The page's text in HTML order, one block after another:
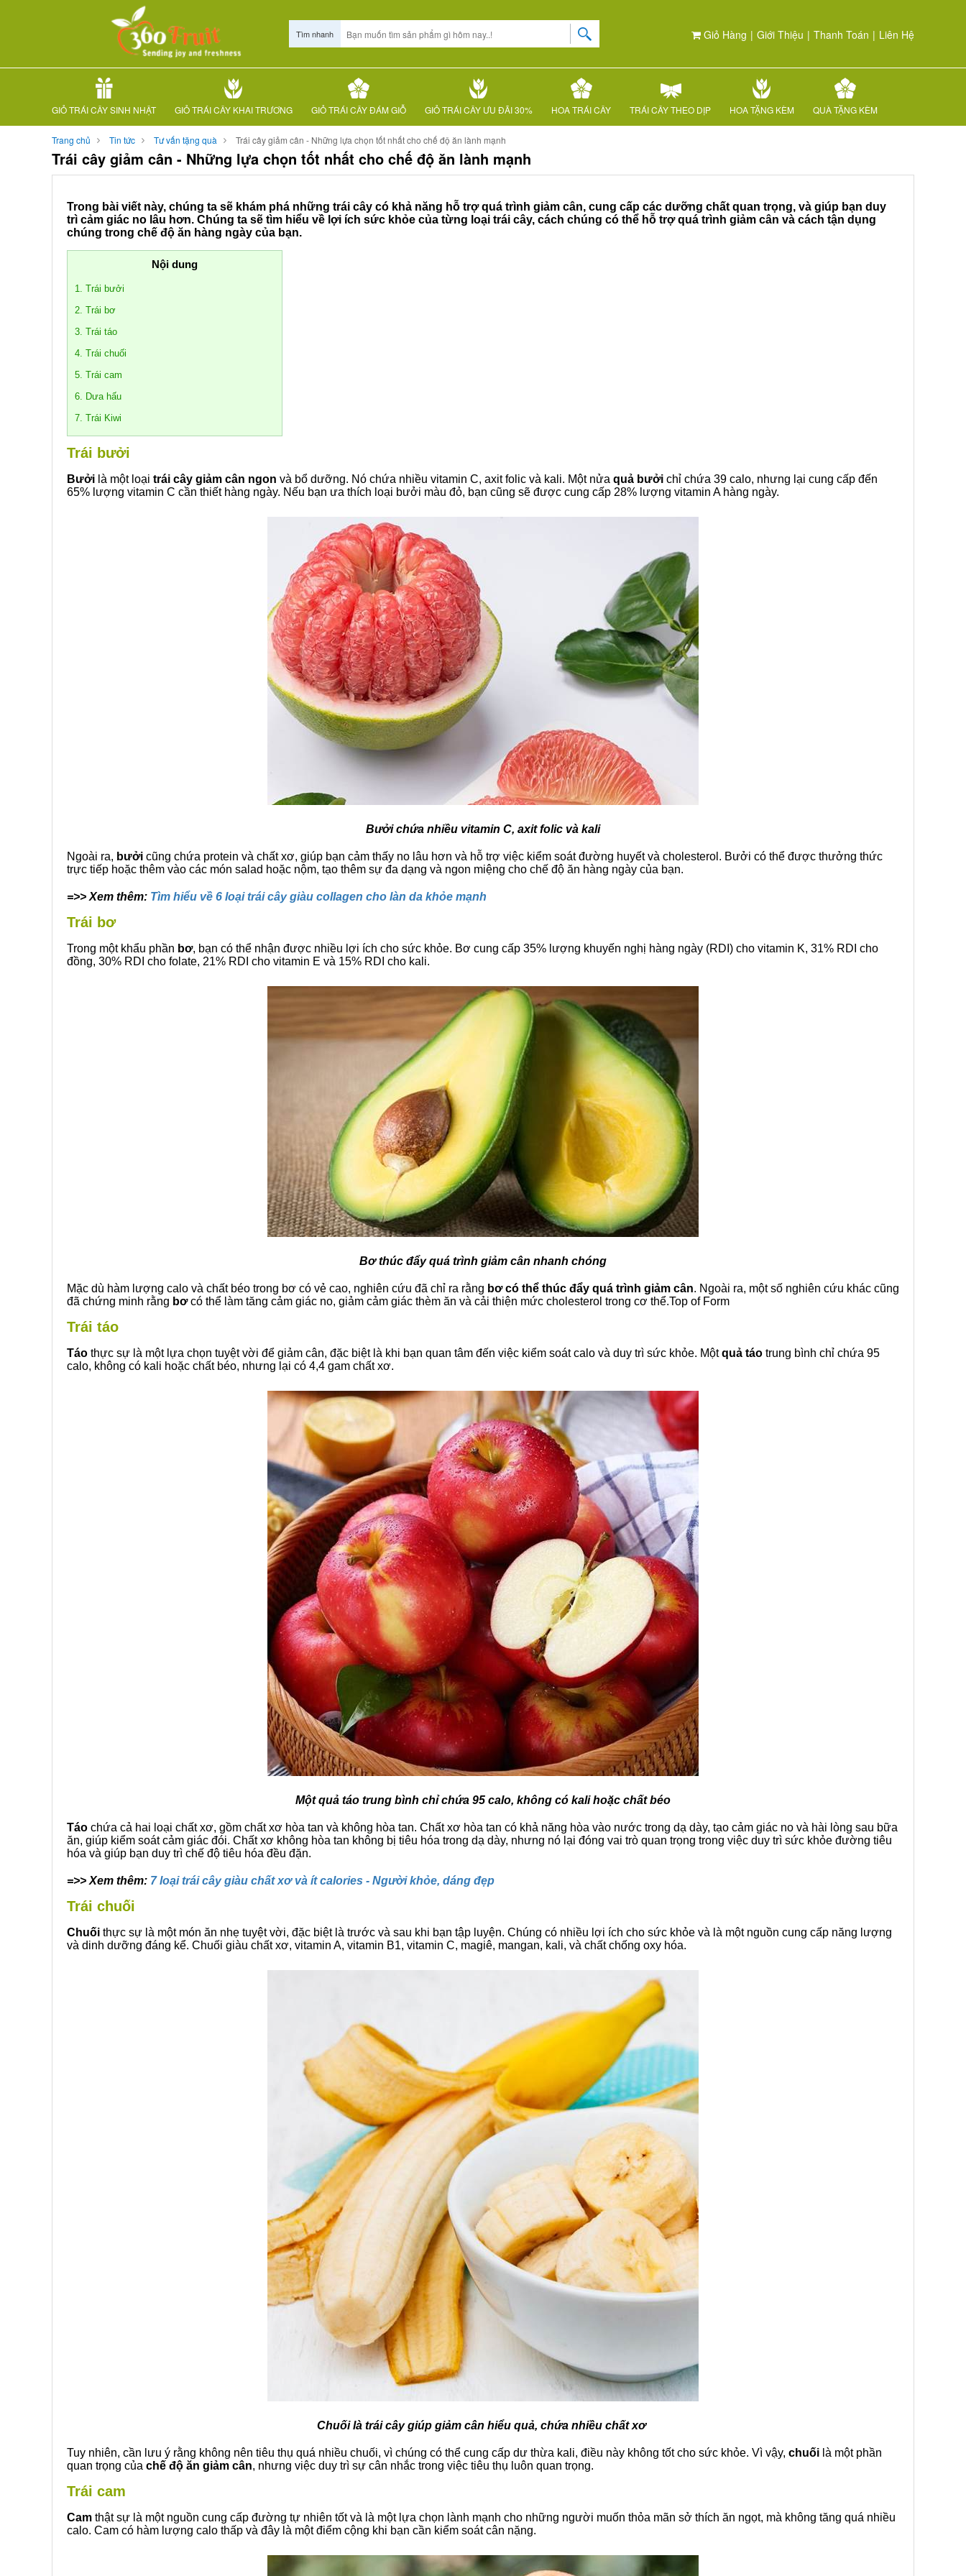
Giỏ Hàng | Giới Thiệu | Thanh Toán | Liên Hệ
Tìm nhanh
GIỎ TRÁI CÂY SINH NHẬT GIỎ TRÁI CÂY KHAI TRƯƠNG GIỎ TRÁI CÂY ĐÁM GIỖ GIỎ TRÁI CÂY ƯU ĐÃI 30% HOA TRÁI CÂY TRÁI CÂY THEO DỊP HOA TẶNG KÈM QUÀ TẶNG KÈM
Trang chủ Tin tức Tư vấn tặng quà Trái cây giảm cân - Những lựa chọn tốt nhất cho chế độ ăn lành mạnh
Trái cây giảm cân - Những lựa chọn tốt nhất cho chế độ ăn lành mạnh
Trong bài viết này, chúng ta sẽ khám phá những trái cây có khả năng hỗ trợ quá trình giảm cân, cung cấp các dưỡng chất quan trọng, và giúp bạn duy
trì cảm giác no lâu hơn. Chúng ta sẽ tìm hiểu về lợi ích sức khỏe của từng loại trái cây, cách chúng có thể hỗ trợ quá trình giảm cân và cách tận dụng
chúng trong chế độ ăn hàng ngày của bạn.
Nội dung
1. Trái bưởi
2. Trái bơ
3. Trái táo
4. Trái chuối
5. Trái cam
6. Dưa hấu
7. Trái Kiwi
Trái bưởi
Bưởi là một loại trái cây giảm cân ngon và bổ dưỡng. Nó chứa nhiều vitamin C, axit folic và kali. Một nửa quả bưởi chỉ chứa 39 calo, nhưng lại cung cấp đến
65% lượng vitamin C cần thiết hàng ngày. Nếu bạn ưa thích loại bưởi màu đỏ, bạn cũng sẽ được cung cấp 28% lượng vitamin A hàng ngày.
Bưởi chứa nhiều vitamin C, axit folic và kali
Ngoài ra, bưởi cũng chứa protein và chất xơ, giúp bạn cảm thấy no lâu hơn và hỗ trợ việc kiểm soát đường huyết và cholesterol. Bưởi có thể được thưởng thức
trực tiếp hoặc thêm vào các món salad hoặc nộm, tạo thêm sự đa dạng và ngon miệng cho chế độ ăn hàng ngày của bạn.
=>> Xem thêm: Tìm hiểu về 6 loại trái cây giàu collagen cho làn da khỏe mạnh
Trái bơ
Trong một khẩu phần bơ, bạn có thể nhận được nhiều lợi ích cho sức khỏe. Bơ cung cấp 35% lượng khuyến nghị hàng ngày (RDI) cho vitamin K, 31% RDI cho
đồng, 30% RDI cho folate, 21% RDI cho vitamin E và 15% RDI cho kali.
Bơ thúc đẩy quá trình giảm cân nhanh chóng
Mặc dù hàm lượng calo và chất béo trong bơ có vẻ cao, nghiên cứu đã chỉ ra rằng bơ có thể thúc đẩy quá trình giảm cân. Ngoài ra, một số nghiên cứu khác cũng
đã chứng minh rằng bơcó thể làm tăng cảm giác no, giảm cảm giác thèm ăn và cải thiện mức cholesterol trong cơ thể.Top of Form
Trái táo
Táo thực sự là một lựa chọn tuyệt vời để giảm cân, đặc biệt là khi bạn quan tâm đến việc kiểm soát calo và duy trì sức khỏe. Mộtquả táo trung bình chỉ chứa 95
calo, không có kali hoặc chất béo, nhưng lại có 4,4 gam chất xơ.
Một quả táo trung bình chỉ chứa 95 calo, không có kali hoặc chất béo
Táo chứa cả hai loại chất xơ, gồm chất xơ hòa tan và không hòa tan. Chất xơ hòa tan có khả năng hòa vào nước trong dạ dày, tạo cảm giác no và hài lòng sau bữa
ăn, giúp kiểm soát cảm giác đói. Chất xơ không hòa tan không bị tiêu hóa trong dạ dày, nhưng nó lại đóng vai trò quan trọng trong việc duy trì sức khỏe đường tiêu
hóa và giúp bạn duy trì chế độ tiêu hóa đều đặn.
=>> Xem thêm: 7 loại trái cây giàu chất xơ và ít calories - Người khỏe, dáng đẹp
Trái chuối
Chuối thực sự là một món ăn nhẹ tuyệt vời, đặc biệt là trước và sau khi bạn tập luyện. Chúng có nhiều lợi ích cho sức khỏe và là một nguồn cung cấp năng lượng
và dinh dưỡng đáng kể. Chuối giàu chất xơ, vitamin A, vitamin B1, vitamin C, magiê, mangan, kali, và chất chống oxy hóa.
Chuối là trái cây giúp giảm cân hiểu quả, chứa nhiều chất xơ
Tuy nhiên, cần lưu ý rằng không nên tiêu thụ quá nhiều chuối, vì chúng có thể cung cấp dư thừa kali, điều này không tốt cho sức khỏe. Vì vậy, chuối là một phần
quan trọng của chế độ ăn giảm cân, nhưng việc duy trì sự cân nhắc trong việc tiêu thụ luôn quan trọng.
Trái cam
Cam thật sự là một nguồn cung cấp đường tự nhiên tốt và là một lựa chọn lành mạnh cho những người muốn thỏa mãn sở thích ăn ngọt, mà không tăng quá nhiều
calo. Cam có hàm lượng calo thấp và đây là một điểm cộng khi bạn cần kiểm soát cân nặng.